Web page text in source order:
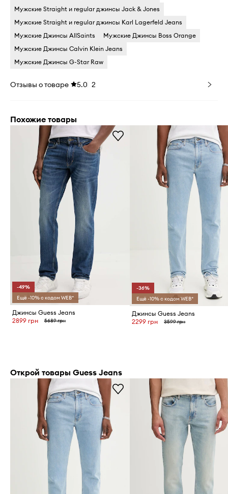
Мужские Straight и regular джинсы Jack & Jones
Мужские Straight и regular джинсы Karl Lagerfeld Jeans
Мужские Джинсы AllSaints
Мужские Джинсы Boss Orange
Мужские Джинсы Calvin Klein Jeans
Мужские Джинсы G-Star Raw
Отзывы о товаре 5.0 2
Похожие товары
-49%
Ещё -10% с кодом WEB*
Джинсы Guess Jeans
2899 грн
5689 грн
-36%
Ещё -10% с кодом WEB*
Джинсы Guess Jeans
2299 грн
3599 грн
Открой товары Guess Jeans